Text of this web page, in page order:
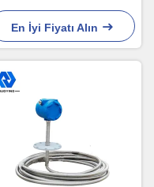
Seramik Prob Termokupl
Sıcaklık Verici
En İyi Fiyatı Alın